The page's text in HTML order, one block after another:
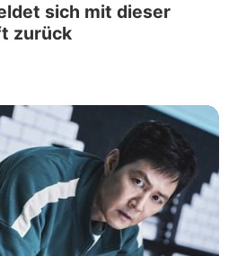
sich mit dieser
zurück